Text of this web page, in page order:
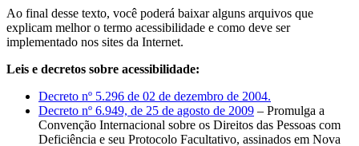
Ao final desse texto, você poderá baixar alguns arquivos que
explicam melhor o termo acessibilidade e como deve ser
implementado nos sites da Internet.
Leis e decretos sobre acessibilidade:
Decreto nº 5.296 de 02 de dezembro de 2004.
Decreto nº 6.949, de 25 de agosto de 2009 – Promulga a
Convenção Internacional sobre os Direitos das Pessoas com
Deficiência e seu Protocolo Facultativo, assinados em Nova